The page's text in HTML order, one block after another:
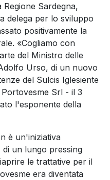
Sardegna,
delega per lo sviluppo
positivamente la
«Cogliamo con
del Ministro delle
Urso, di un nuovo
del Sulcis Iglesiente
Srl - il 3
l'esponente della
è un'iniziativa
un lungo pressing
le trattative per il
era diventata